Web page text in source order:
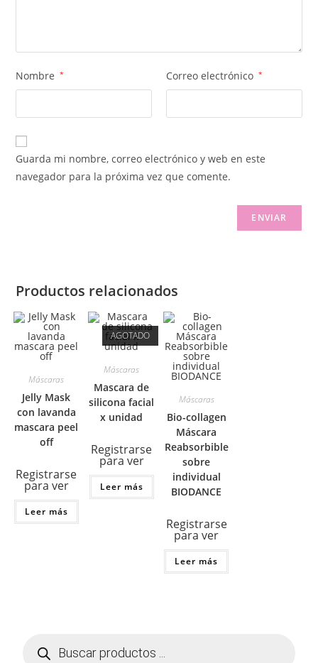
Nombre * Correo electrónico *
Guarda mi nombre, correo electrónico y web en este
navegador para la próxima vez que comente.
Productos relacionados
Máscaras
Jelly Mask
con lavanda
mascara peel
off
Registrarse
para ver
Leer más
AGOTADO
Máscaras
Mascara de
silicona facial
x unidad
Registrarse
para ver
Leer más
Máscaras
Bio-collagen
Máscara
Reabsorbible
sobre
individual
BIODANCE
Registrarse
para ver
Leer más